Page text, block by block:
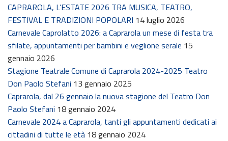
CAPRAROLA, L’ESTATE 2026 TRA MUSICA, TEATRO,
FESTIVAL E TRADIZIONI POPOLARI 14 luglio 2026
Carnevale Caprolatto 2026: a Caprarola un mese di festa tra
sfilate, appuntamenti per bambini e veglione serale 15
gennaio 2026
Stagione Teatrale Comune di Caprarola 2024-2025 Teatro
Don Paolo Stefani 13 gennaio 2025
Caprarola, dal 26 gennaio la nuova stagione del Teatro Don
Paolo Stefani 18 gennaio 2024
Carnevale 2024 a Caprarola, tanti gli appuntamenti dedicati ai
cittadini di tutte le età 18 gennaio 2024